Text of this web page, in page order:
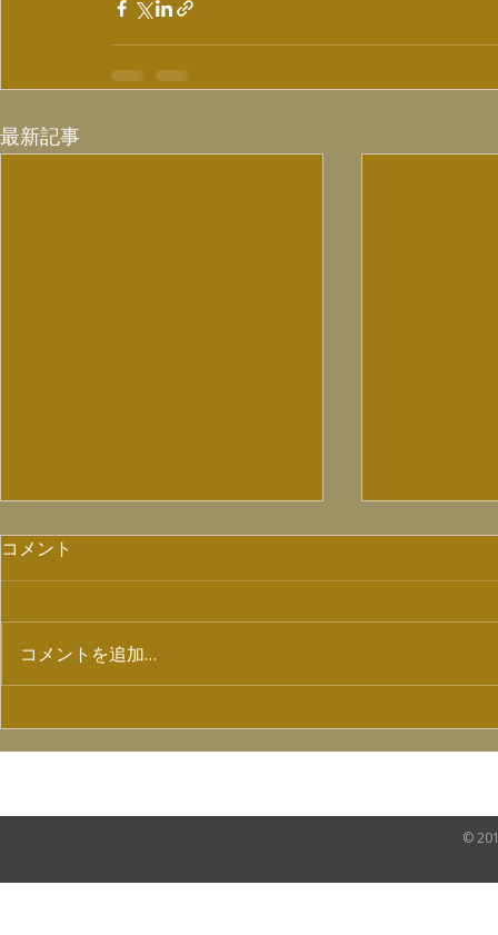
最新記事
【7/4ラジオ出演情報】
SHOW
コメント
コメントを追加…
©